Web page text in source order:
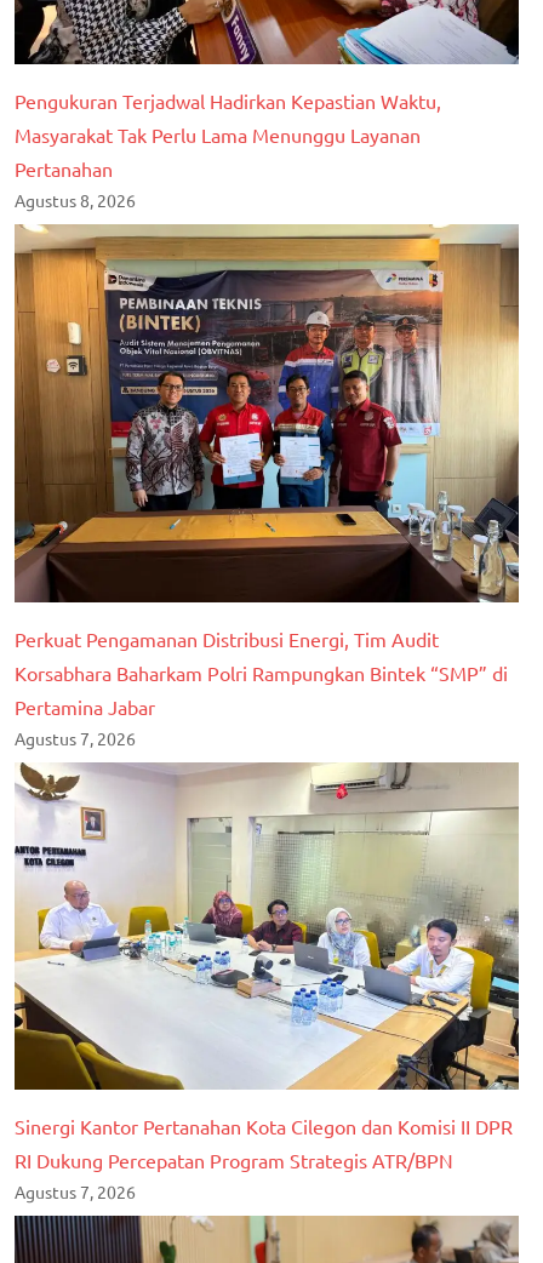
Pengukuran Terjadwal Hadirkan Kepastian Waktu,
Masyarakat Tak Perlu Lama Menunggu Layanan
Pertanahan
Agustus 8, 2026
Perkuat Pengamanan Distribusi Energi, Tim Audit
Korsabhara Baharkam Polri Rampungkan Bintek “SMP” di
Pertamina Jabar
Agustus 7, 2026
Sinergi Kantor Pertanahan Kota Cilegon dan Komisi II DPR
RI Dukung Percepatan Program Strategis ATR/BPN
Agustus 7, 2026